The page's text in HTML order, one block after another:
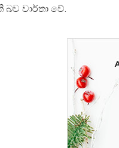
වාර්තා වේ.